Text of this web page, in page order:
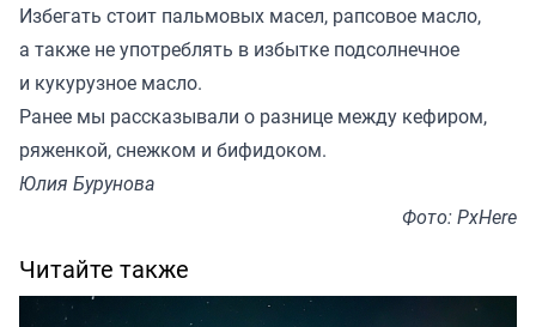
Избегать стоит пальмовых масел, рапсовое масло,
а также не употреблять в избытке подсолнечное
и кукурузное масло.
Ранее мы рассказывали о разнице между кефиром,
ряженкой, снежком и бифидоком.
Юлия Бурунова
Фото: PxHere
Читайте также